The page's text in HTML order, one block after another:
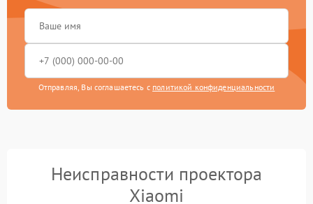
Отправляя, Вы соглашаетесь с политикой конфиденциальности
Неисправности проектора
Xiaomi